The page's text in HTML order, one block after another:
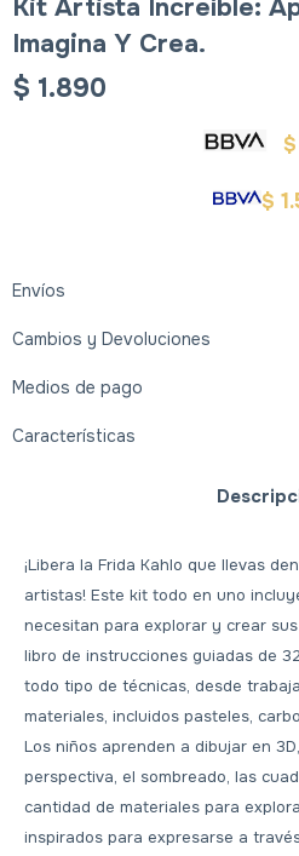
Kit Artista Increíble:
Imagina Y Crea.
$ 1.890
$
$
Envíos
Cambios y Devoluciones
Medios de pago
Características
¡Libera la Frida Kahlo que llevas
artistas! Este kit todo en uno
necesitan para explorar y crear
libro de instrucciones guiadas de
todo tipo de técnicas, desde
materiales, incluidos pasteles,
Los niños aprenden a dibujar en
perspectiva, el sombreado, las
cantidad de materiales para
inspirados para expresarse a